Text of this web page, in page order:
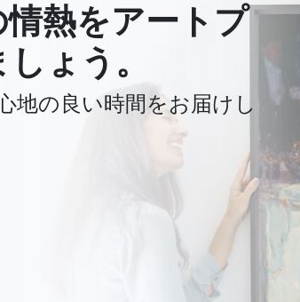
情熱をアートプ
ょう。
地の良い時間をお届けし